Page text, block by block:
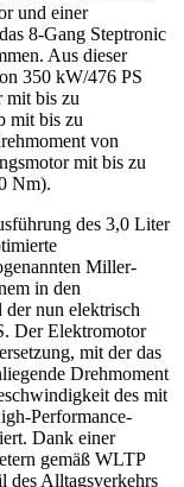
und einer
8-Gang Steptronic
Aus dieser
350 kW/476 PS
mit bis zu
mit bis zu
von
mit bis zu
Nm).
des 3,0 Liter
Miller-
in den
nun elektrisch
Der Elektromotor
mit der das
Drehmoment
des mit
Performance-
Dank einer
gemäß WLTP
des Alltagsverkehrs